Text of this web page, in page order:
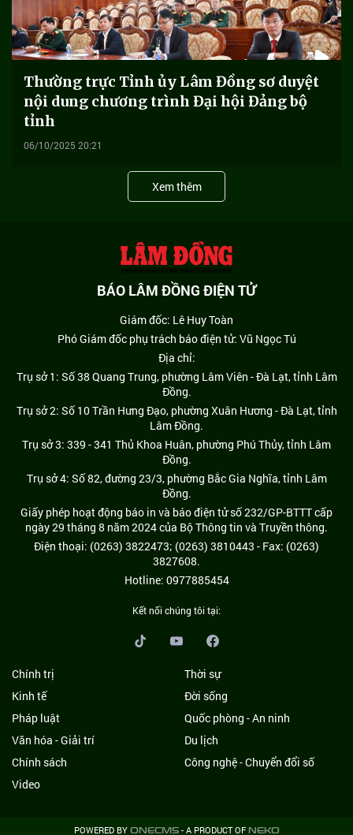
Thường trực Tỉnh ủy Lâm Đồng sơ duyệt
nội dung chương trình Đại hội Đảng bộ
tỉnh
06/10/2025 20:21
Xem thêm
BÁO LÂM ĐỒNG ĐIỆN TỬ
Giám đốc: Lê Huy Toàn
Phó Giám đốc phụ trách báo điện tử: Vũ Ngọc Tú
Địa chỉ:
Trụ sở 1: Số 38 Quang Trung, phường Lâm Viên - Đà Lạt, tỉnh Lâm
Đồng.
Trụ sở 2: Số 10 Trần Hưng Đạo, phường Xuân Hương - Đà Lạt, tỉnh
Lâm Đồng.
Trụ sở 3: 339 - 341 Thủ Khoa Huân, phường Phú Thủy, tỉnh Lâm
Đồng.
Trụ sở 4: Số 82, đường 23/3, phường Bắc Gia Nghĩa, tỉnh Lâm
Đồng.
Giấy phép hoạt động báo in và báo điện tử số 232/GP-BTTT cấp
ngày 29 tháng 8 năm 2024 của Bộ Thông tin và Truyền thông.
Điện thoại: (0263) 3822473; (0263) 3810443 - Fax: (0263)
3827608.
Hotline: 0977885454
Kết nối chúng tôi tại:
Chính trị
Thời sự
Kinh tế
Đời sống
Pháp luật
Quốc phòng - An ninh
Văn hóa - Giải trí
Du lịch
Chính sách
Công nghệ - Chuyển đổi số
Video
POWERED BY ONECMS- A PRODUCT OF NEKO